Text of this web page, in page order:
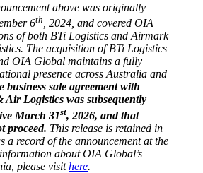
above was originally
6th , 2024, and covered OIA
of both BTi Logistics and Airmark
The acquisition of BTi Logistics
OIA Global maintains a fully
presence across Australia and
business sale agreement with
Logistics was subsequently
March 31st, 2026, and that
proceed. This release is retained in
a record of the announcement at the
about OIA Global’s
please visithere.